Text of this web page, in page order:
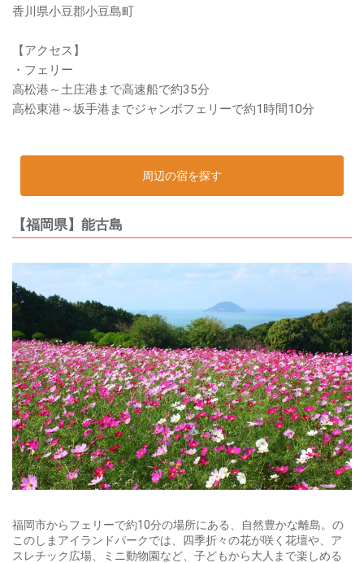
香川県小豆郡小豆島町
【アクセス】
・フェリー
高松港～土庄港まで高速船で約35分
高松東港～坂手港までジャンボフェリーで約1時間10分
周辺の宿を探す
【福岡県】能古島
福岡市からフェリーで約10分の場所にある、自然豊かな離島。の
このしまアイランドパークでは、四季折々の花が咲く花壇や、ア
スレチック広場、ミニ動物園など、子どもから大人まで楽しめる